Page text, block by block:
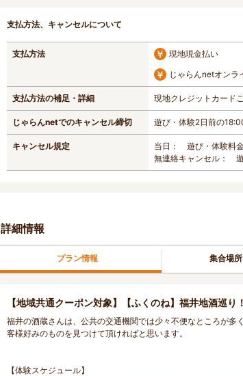
支払方法、キャンセルについて
支払方法
現地現金払い
じゃらんnetオンラ
支払方法の補足・詳細 現地クレジットカード
じゃらんnetでのキャンセル締切 遊び・体験2日前の
キャンセル規定
当日： 遊び・体験料
無連絡キャンセル：
詳細情報
プラン情報 集合場
【地域共通クーポン対象】【ふくのね】福井地酒巡り
福井の酒蔵さんは、公共の交通機関では少々不便なところが
客様好みのものを見つけて頂ければと思います。
【体験スケジュール】